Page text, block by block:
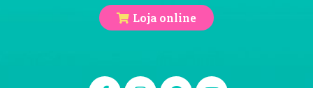
Loja online